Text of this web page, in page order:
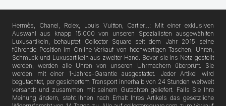
Hermès, Chanel, Rolex, Louis Vuitton, Cartier…: Mit einer exklusiven
Auswahl aus knapp 15.000 von unseren Spezialisten ausgewählten
Luxusartikeln, behauptet Collector Square seit dem Jahr 2015 seine
führende Position im Online-Verkauf von hochwertigen Taschen, Uhren,
Schmuck und Luxusartikeln aus zweiter Hand. Bevor sie ins Netz gestellt
werden, werden alle Uhren von unseren Uhrmachern überprüft. Sie
werden mit einer 1-Jahres-Garantie ausgestattet. Jeder Artikel wird
begutachtet, per gesichertem Transport innerhalb von 24 Stunden weltweit
versandt und zusammen mit seinem Gutachten geliefert. Falls Sie Ihre
Meinung ändern, steht Ihnen nach Erhalt Ihres Artikels das gesetzliche